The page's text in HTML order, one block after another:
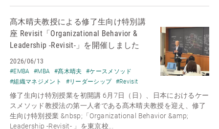
髙木晴夫教授による修了生向け特別講
座 Revisit「Organizational Behavior &
Leadership -Revisit-」を開催しました
2026/06/13
#EMBA #MBA #髙木晴夫
#ケースメソッド
#組織マネジメント
#リーダーシップ #Revisit
修了生向け特別授業を初開講 6月7日（日）、日本におけるケー
スメソッド教授法の第一人者である髙木晴夫教授を迎え、修了
生向け特別授業 &nbsp;「Organizational Behavior &amp;
Leadership -Revisit- 」を東京校...